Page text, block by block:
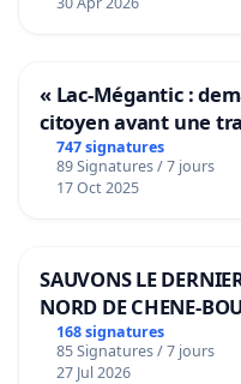
« Lac-Mégantic :
citoyen avant une
de notre territoire »
747 signatures
89 Signatures / 7 jours
17 Oct 2025
SAUVONS LE
NORD DE CHENE-
168 signatures
85 Signatures / 7 jours
27 Jul 2026